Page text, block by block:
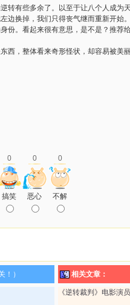
转有些多余了。以至于让八个人成为
边换掉，我们只得丧气继而重新开始。
份。看起来很有意思，是不是？推荐
西，整体看来奇形怪状，却容易被美
0 0 0
搞笑 恶心 不解
！） 相关文章：
《逆转裁判》电影演